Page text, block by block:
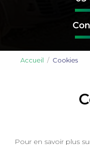
Accueil Cookies
Pour en savoir plus